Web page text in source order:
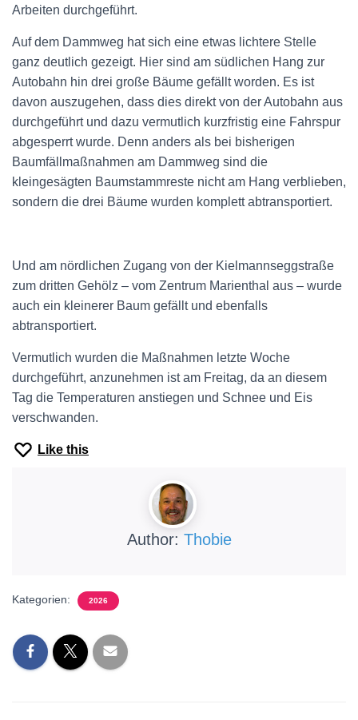
Arbeiten durchgeführt.
Auf dem Dammweg hat sich eine etwas lichtere Stelle
ganz deutlich gezeigt. Hier sind am südlichen Hang zur
Autobahn hin drei große Bäume gefällt worden. Es ist
davon auszugehen, dass dies direkt von der Autobahn aus
durchgeführt und dazu vermutlich kurzfristig eine Fahrspur
abgesperrt wurde. Denn anders als bei bisherigen
Baumfällmaßnahmen am Dammweg sind die
kleingesägten Baumstammreste nicht am Hang verblieben,
sondern die drei Bäume wurden komplett abtransportiert.
Und am nördlichen Zugang von der Kielmannseggstraße
zum dritten Gehölz – vom Zentrum Marienthal aus – wurde
auch ein kleinerer Baum gefällt und ebenfalls
abtransportiert.
Vermutlich wurden die Maßnahmen letzte Woche
durchgeführt, anzunehmen ist am Freitag, da an diesem
Tag die Temperaturen anstiegen und Schnee und Eis
verschwanden.
Like this
Author: Thobie
Kategorien: 2026